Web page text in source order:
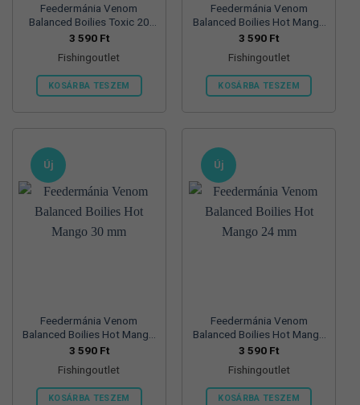
Feedermánia Venom
Balanced Boilies Toxic 20
mm
3 590 Ft
Fishingoutlet
KOSÁRBA TESZEM
Feedermánia Venom
Balanced Boilies Hot Mango
16 mm
3 590 Ft
Fishingoutlet
KOSÁRBA TESZEM
Új
Feedermánia Venom
Balanced Boilies Hot Mango
30 mm
3 590 Ft
Fishingoutlet
KOSÁRBA TESZEM
Új
Feedermánia Venom
Balanced Boilies Hot Mango
24 mm
3 590 Ft
Fishingoutlet
KOSÁRBA TESZEM